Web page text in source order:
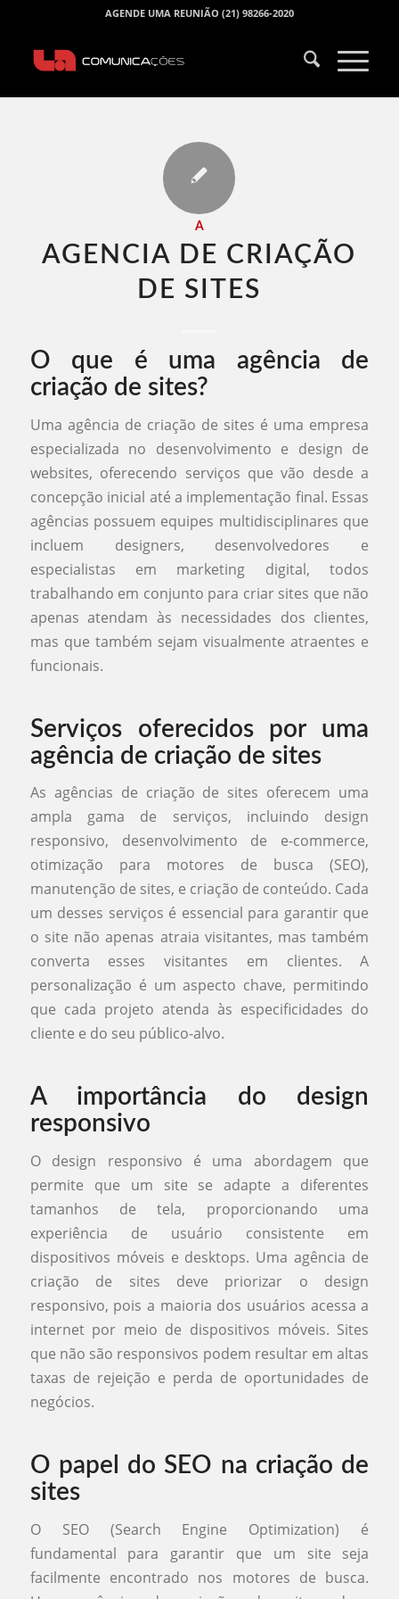
AGENDE UMA REUNIÃO (21) 98266-2020
A
AGENCIA DE CRIAÇÃO
DE SITES​
O que é uma agência de
criação de sites?
Uma agência de criação de sites é uma empresa
especializada no desenvolvimento e design de
websites, oferecendo serviços que vão desde a
concepção inicial até a implementação final. Essas
agências possuem equipes multidisciplinares que
incluem designers, desenvolvedores e
especialistas em marketing digital, todos
trabalhando em conjunto para criar sites que não
apenas atendam às necessidades dos clientes,
mas que também sejam visualmente atraentes e
funcionais.
Serviços oferecidos por uma
agência de criação de sites
As agências de criação de sites oferecem uma
ampla gama de serviços, incluindo design
responsivo, desenvolvimento de e-commerce,
otimização para motores de busca (SEO),
manutenção de sites, e criação de conteúdo. Cada
um desses serviços é essencial para garantir que
o site não apenas atraia visitantes, mas também
converta esses visitantes em clientes. A
personalização é um aspecto chave, permitindo
que cada projeto atenda às especificidades do
cliente e do seu público-alvo.
A importância do design
responsivo
O design responsivo é uma abordagem que
permite que um site se adapte a diferentes
tamanhos de tela, proporcionando uma
experiência de usuário consistente em
dispositivos móveis e desktops. Uma agência de
criação de sites deve priorizar o design
responsivo, pois a maioria dos usuários acessa a
internet por meio de dispositivos móveis. Sites
que não são responsivos podem resultar em altas
taxas de rejeição e perda de oportunidades de
negócios.
O papel do SEO na criação de
sites
O SEO (Search Engine Optimization) é
fundamental para garantir que um site seja
facilmente encontrado nos motores de busca.